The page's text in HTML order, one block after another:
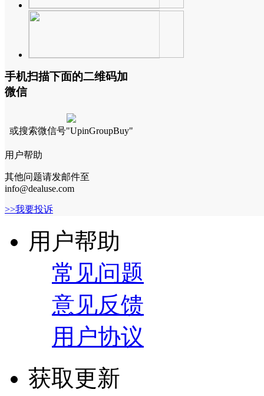
手机扫描下面的二维码加
微信
或搜索微信号"UpinGroupBuy"
用户帮助
其他问题请发邮件至
info@dealuse.com
>>我要投诉
用户帮助
常见问题
意见反馈
用户协议
获取更新